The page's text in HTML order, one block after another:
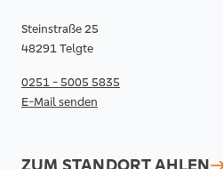
Steinstraße 25
48291 Telgte
0251 - 5005 5835
E-Mail senden
ZUM STANDORTAHLEN